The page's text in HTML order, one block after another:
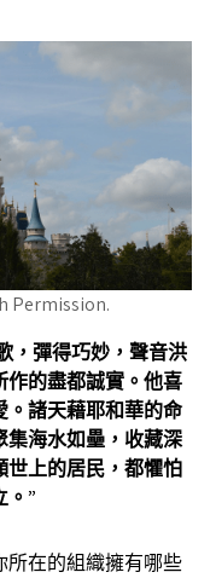
Permission.
，彈得巧妙，聲音洪
作的盡都誠實。他喜
。諸天藉耶和華的命
集海水如壘，收藏深
世上的居民，都懼怕
”
所在的組織擁有哪些